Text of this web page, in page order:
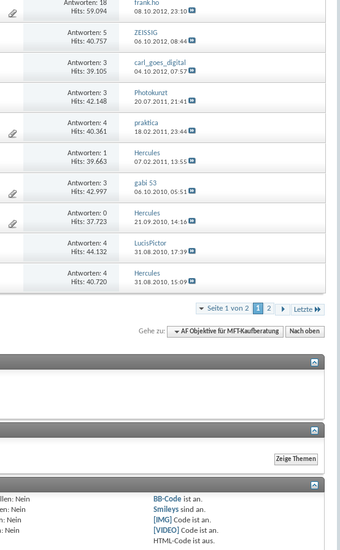
Antworten: 18
Hits: 59.094
frank.ho
08.10.2012,23:10
Antworten: 5
Hits: 40.757
ZEISSIG
06.10.2012,08:44
Antworten: 3
Hits: 39.105
carl_goes_digital
04.10.2012,07:57
Antworten: 3
Hits: 42.148
Photokunzt
20.07.2011,21:41
Antworten: 4
Hits: 40.361
praktica
18.02.2011,23:44
Antworten: 1
Hits: 39.663
Hercules
07.02.2011, 13:55
Antworten: 3
Hits: 42.997
gabi 53
06.10.2010,05:51
Antworten: 0
Hits: 37.723
Hercules
21.09.2010, 14:16
Antworten: 4
Hits: 44.132
LucisPictor
31.08.2010, 17:39
Antworten: 4
Hits: 40.720
Hercules
31.08.2010, 15:09
Seite 1 von 2 1 2 Letzte
Gehe zu: AF Objektive für MFT-Kaufberatung Nach oben
Nein
Nein
Nein
Nein
BB-Codeist an.
Smileyssind an.
[IMG] Code ist an.
[VIDEO] Code ist an.
HTML-Code ist aus.